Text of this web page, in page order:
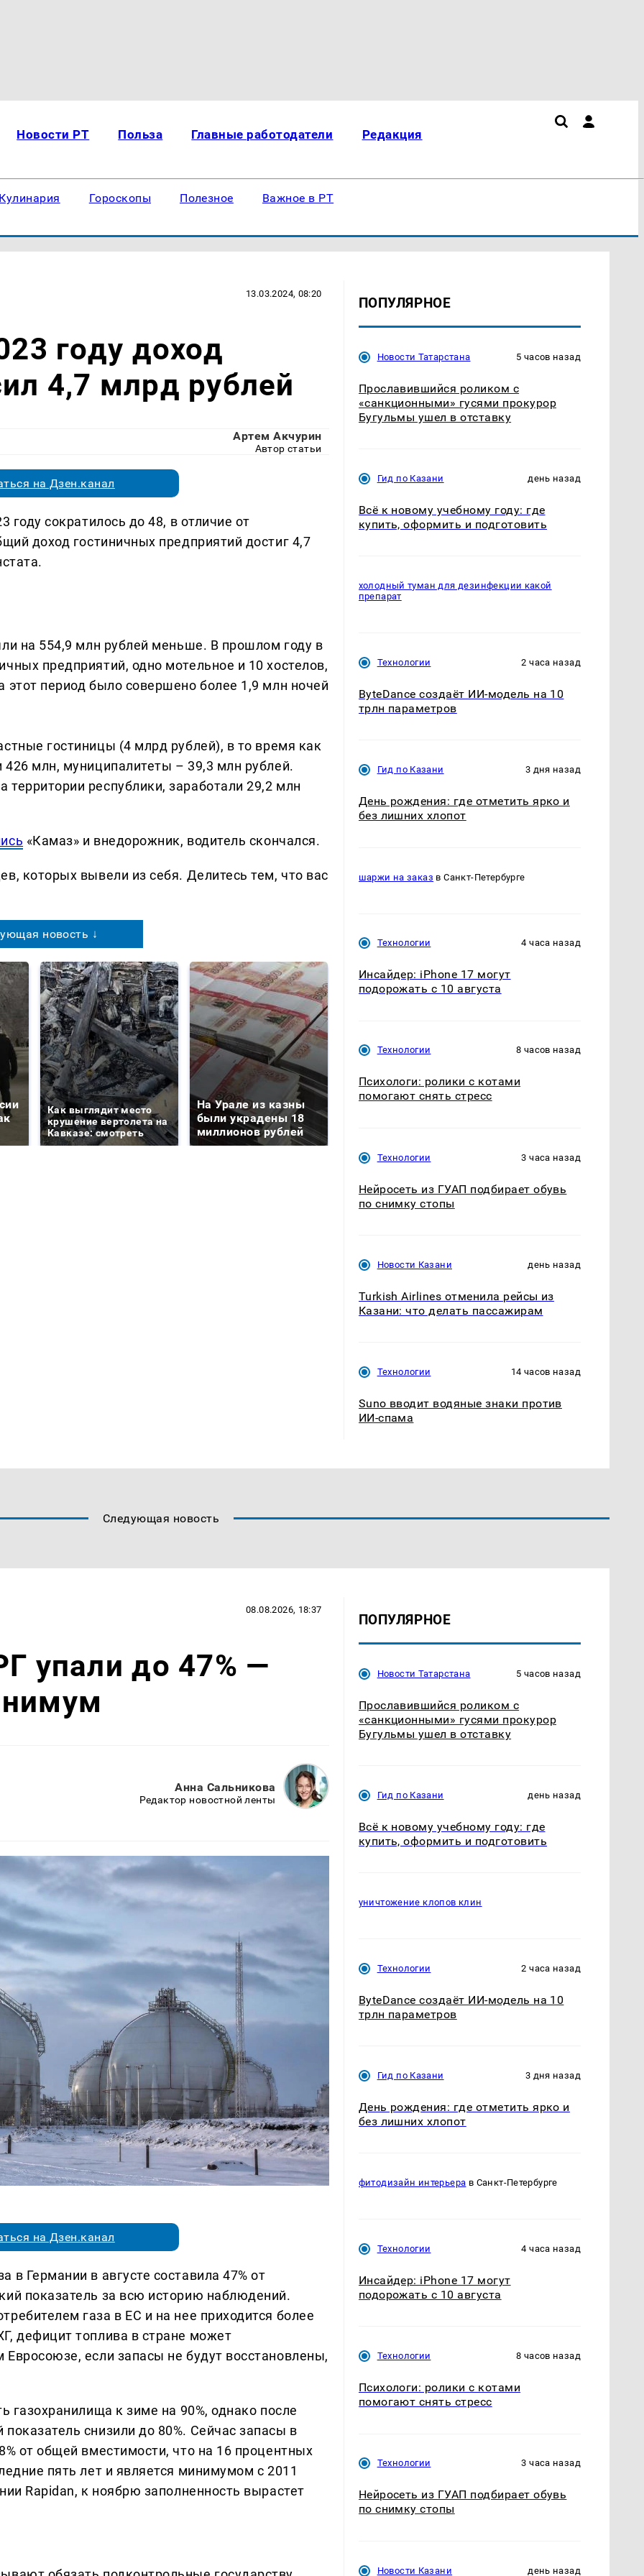
Новости РТ Польза Главные работодатели Редакция
Кулинария Гороскопы Полезное Важное в РТ
13.03.2024, 08:20
году доход
4,7 млрд рублей
Артем Акчурин
Автор статьи
на Дзен.канал
году сократилось до 48, в отличие от
доход гостиничных предприятий достиг 4,7
на 554,9 млн рублей меньше. В прошлом году в
предприятий, одно мотельное и 10 хостелов,
период было совершено более 1,9 млн ночей
гостиницы (4 млрд рублей), в то время как
426 млн, муниципалитеты – 39,3 млн рублей.
республики, заработали 29,2 млн
«Камаз» и внедорожник, водитель скончался.
которых вывели из себя. Делитеcь тем, что вас
новость ↓
Как выглядит место
крушение вертолета на
Кавказе: смотреть
На Урале из казны
были украдены 18
миллионов рублей
Не ешьте эту
ПОПУЛЯРНОЕ
Новости Татарстана 5 часов назад
Прославившийся роликом с
«санкционными» гусями прокурор
Бугульмы ушел в отставку
Гид по Казани день назад
Всё к новому учебному году: где
купить, оформить и подготовить
холодный туман для дезинфекции какой
препарат
Технологии 2 часа назад
ByteDance создаёт ИИ-модель на 10
трлн параметров
Гид по Казани 3 дня назад
День рождения: где отметить ярко и
без лишних хлопот
шаржи на заказ в Санкт-Петербурге
Технологии 4 часа назад
Инсайдер: iPhone 17 могут
подорожать с 10 августа
Технологии 8 часов назад
Психологи: ролики с котами
помогают снять стресс
Технологии 3 часа назад
Нейросеть из ГУАП подбирает обувь
по снимку стопы
Новости Казани день назад
Turkish Airlines отменила рейсы из
Казани: что делать пассажирам
Технологии 14 часов назад
Suno вводит водяные знаки против
ИИ-спама
Следующая новость
08.08.2026, 18:37
упали до 47% —
Анна Сальникова
Редактор новостной ленты
на Дзен.канал
Германии в августе составила 47% от
показатель за всю историю наблюдений.
газа в ЕС и на нее приходится более
дефицит топлива в стране может
если запасы не будут восстановлены,
газохранилища к зиме на 90%, однако после
снизили до 80%. Сейчас запасы в
от общей вместимости, что на 16 процентных
пять лет и является минимумом с 2011
Rapidan, к ноябрю заполненность вырастет
ПОПУЛЯРНОЕ
Новости Татарстана 5 часов назад
Прославившийся роликом с
«санкционными» гусями прокурор
Бугульмы ушел в отставку
Гид по Казани день назад
Всё к новому учебному году: где
купить, оформить и подготовить
уничтожение клопов клин
Технологии 2 часа назад
ByteDance создаёт ИИ-модель на 10
трлн параметров
Гид по Казани 3 дня назад
День рождения: где отметить ярко и
без лишних хлопот
фитодизайн интерьера в Санкт-Петербурге
Технологии 4 часа назад
Инсайдер: iPhone 17 могут
подорожать с 10 августа
Технологии 8 часов назад
Психологи: ролики с котами
помогают снять стресс
Технологии 3 часа назад
Нейросеть из ГУАП подбирает обувь
по снимку стопы
Новости Казани день назад